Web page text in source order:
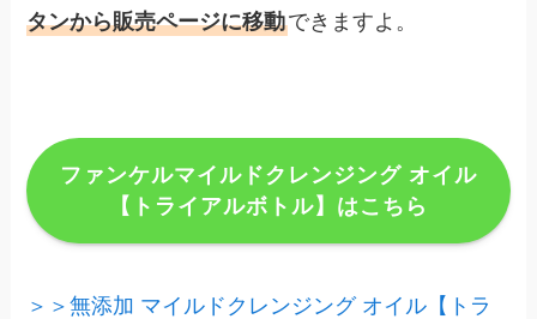
タンから販売ページに移動できますよ。
ファンケルマイルドクレンジング オイル
【トライアルボトル】はこちら
＞＞無添加 マイルドクレンジング オイル【トラ